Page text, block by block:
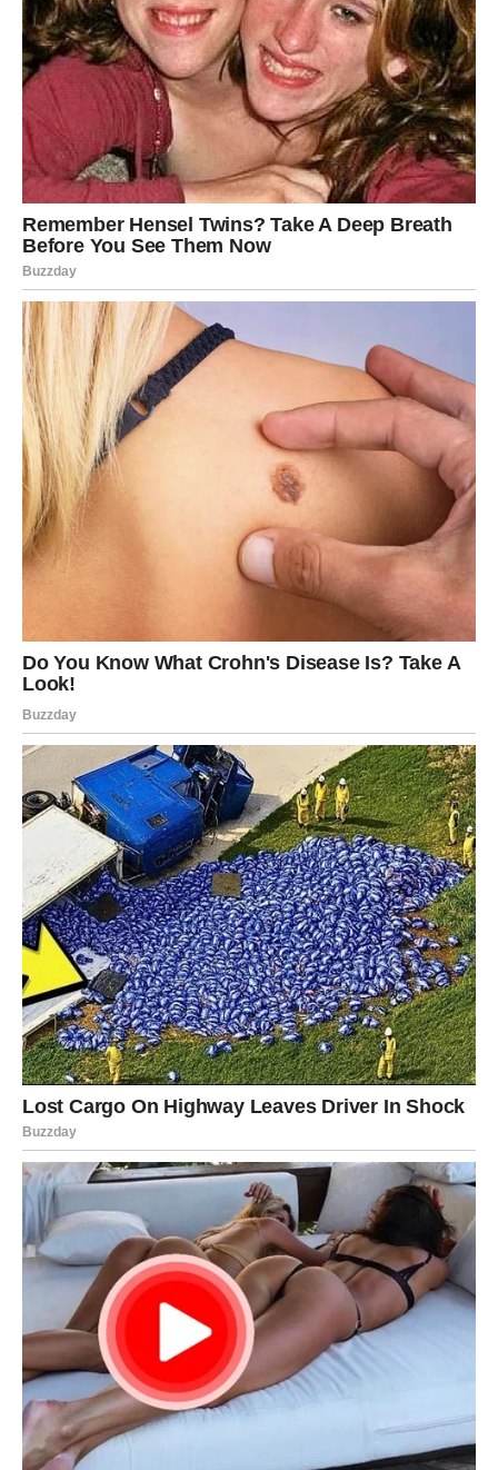
3. Izbjegavajte stavljanje prekomjerne količine kore na jedno
mjesto.
Kada se kore krumpira stavljaju izravno u tlo, preporučljivo je
izbjegavati njihovo nakupljanje na jednom mjestu u velikim
količinama. Takve prakse mogu dovesti do raspadanja i
nepoželjnih mirisa, au određenim slučajevima mogu potaknuti
rast gljivica koje mogu biti štetne za biljke.
4. Pomiješajte koru krumpira s dodatnim organskim tvarima.
Za postizanje optimalnih rezultata koru treba ugraditi u
opsežno organsko gnojivo ili kompost. Kombinacija sa suhim
lišćem, travom i ostacima voća i povrća osigurava
uravnotežen profil hranjivih tvari i potiče bržu razgradnju.
5. Promatrajte reakcije i biljaka i tla.
Nakon što počnete koristiti koru krumpira, promatrajte reakciju
biljaka. Ako uočite promjene u boji lišća, zastoj u rastu ili druge
pokazatelje stresa, možda će biti potrebno promijeniti količinu
kore ili tehniku ​​primjene.
Dodatni koncept koji treba razmotriti je stvaranje domaćeg
tekućeg gnojiva pomoću ljuske krumpira. Za one koji traže
neposredniji učinak i praktičnu primjenu, domaće tekuće
gnojivo moglo bi biti idealno rješenje. Kalij i razni minerali
kojima obiluju kore krumpira mogu se iskoristiti na sljedeći
način:
Prikupite oko 200 grama kore krumpira i stavite ih u kantu od
10 litara. Nakon toga dodajte oko 8 litara vode preko kore.
Ostavite da odstoji na slabo osvijetljenom mjestu 5 do 7 dana,
povremeno miješajući.
Zatim filtrirajte tekućinu i pomiješajte je s dodatnih 10 litara
vode. Nanesite ovo prirodno gnojivo na svoje biljke svaka dva
do tri tjedna kako biste potaknuli živahan i cvjetajući vrt.
Ovo gnojivo može povećati snagu biljke, potaknuti cvjetanje i